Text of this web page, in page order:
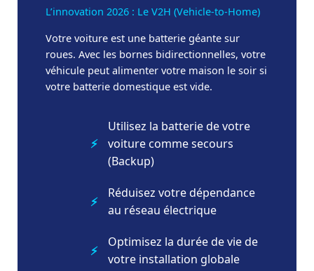
L’innovation 2026 : Le V2H (Vehicle-to-Home)
Votre voiture est une batterie géante sur
roues. Avec les bornes bidirectionnelles, votre
véhicule peut alimenter votre maison le soir si
votre batterie domestique est vide.
Utilisez la batterie de votre
voiture comme secours
(Backup)
Réduisez votre dépendance
au réseau électrique
Optimisez la durée de vie de
votre installation globale